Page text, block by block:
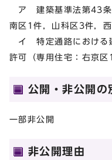
ア 建築基準法第43条
南区1件，山科区3件，
イ 特定通路における
許可（専用住宅：右京区
公開・非公開の
一部非公開
非公開理由